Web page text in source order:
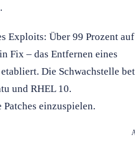
Exploits: Über 99 Prozent auf
Fix – das Entfernen eines
Die Schwachstelle
und RHEL 10.
einzuspielen.